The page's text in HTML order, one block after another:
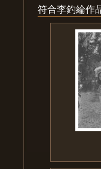
符合李釣綸作